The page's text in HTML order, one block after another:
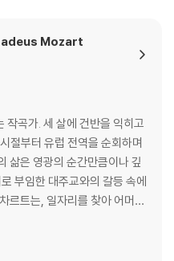
Mozart
작곡가. 세 살에 건반을 익히고
절부터 유럽 전역을 순회하며
삶은 영광의 순간만큼이나 깊
부임한 대주교와의 갈등 속에
르트는, 일자리를 찾아 어머니
난다. 그러나 그를 기다리고 있
리에서 마주한 어머니의 비극